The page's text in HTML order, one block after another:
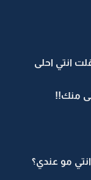
انتي احلى
منك!!
مو عندي؟